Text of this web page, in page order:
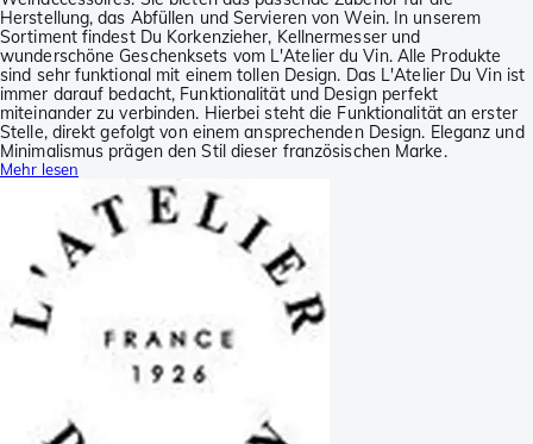
Herstellung, das Abfüllen und Servieren von Wein. In unserem
Sortiment findest Du Korkenzieher, Kellnermesser und
wunderschöne Geschenksets vom L'Atelier du Vin. Alle Produkte
sind sehr funktional mit einem tollen Design. Das L'Atelier Du Vin ist
immer darauf bedacht, Funktionalität und Design perfekt
miteinander zu verbinden. Hierbei steht die Funktionalität an erster
Stelle, direkt gefolgt von einem ansprechenden Design. Eleganz und
Minimalismus prägen den Stil dieser französischen Marke.
Mehr lesen